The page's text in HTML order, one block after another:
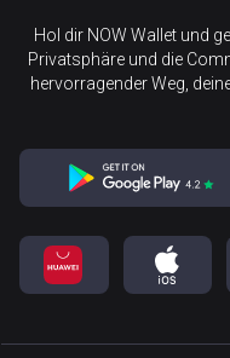
Hol dir NOW Wallet und
Privatsphäre und die
hervorragender Weg,